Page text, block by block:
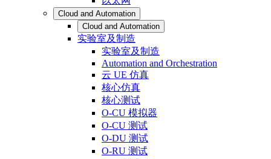
Cloud and Automation
Cloud and Automation
实验室及制造
实验室及制造
Automation and Orchestration
云 UE 仿真
核心仿真
核心测试
O-CU 模拟器
O-CU 测试
O-DU 测试
O-RU 测试